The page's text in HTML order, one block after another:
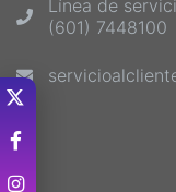
Línea de
(601) 7448100